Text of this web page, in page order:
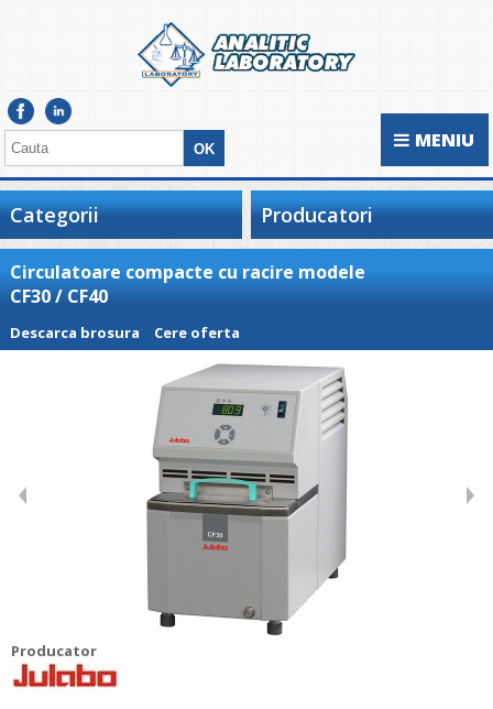
MENIU
Categorii Producatori
Circulatoare compacte cu racire modele
CF30 / CF40
Descarca brosura Cere oferta
Producator